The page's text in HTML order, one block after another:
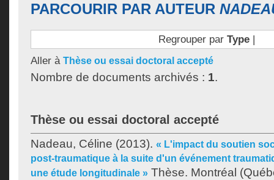
PARCOURIR PAR AUTEUR
Regrouper par Type|
Aller à Thèse ou essai doctoral accepté
Nombre de documents archivés : 1.
Thèse ou essai doctoral accepté
Nadeau, Céline (2013). « L'impact du soutien
post-traumatique à la suite d'un événement
une étude longitudinale » Thèse. Montréal